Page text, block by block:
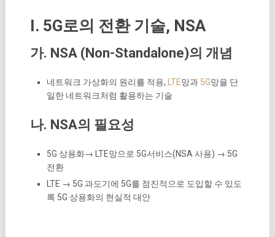
I. 5G로의 전환 기술, NSA
가. NSA (Non-Standalone)의 개념
네트워크 가상화의 원리를 적용, LTE망과 5G망을 단
일한 네트워크처럼 활용하는 기술
나. NSA의 필요성
5G 상용화→ LTE망으로 5G서비스(NSA 사용) → 5G
전환
LTE → 5G 과도기에 5G를 점진적으로 도입할 수 있도
록 5G 상용화의 현실적 대안